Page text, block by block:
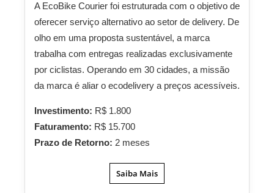
A EcoBike Courier foi estruturada com o objetivo de
oferecer serviço alternativo ao setor de delivery. De
olho em uma proposta sustentável, a marca
trabalha com entregas realizadas exclusivamente
por ciclistas. Operando em 30 cidades, a missão
da marca é aliar o ecodelivery a preços acessíveis.
Investimento: R$ 1.800
Faturamento: R$ 15.700
Prazo de Retorno: 2 meses
Saiba Mais